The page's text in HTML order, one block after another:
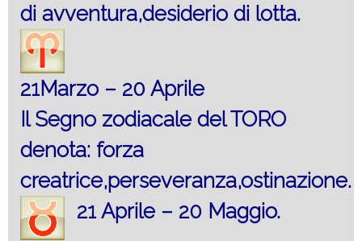
di avventura,desiderio di lotta.
21Marzo – 20 Aprile
Il Segno zodiacale del TORO
denota: forza
creatrice,perseveranza,ostinazione.
21 Aprile – 20 Maggio.